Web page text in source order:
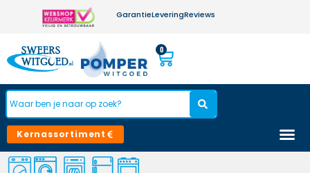
GarantieLeveringReviews
0
Kernassortiment